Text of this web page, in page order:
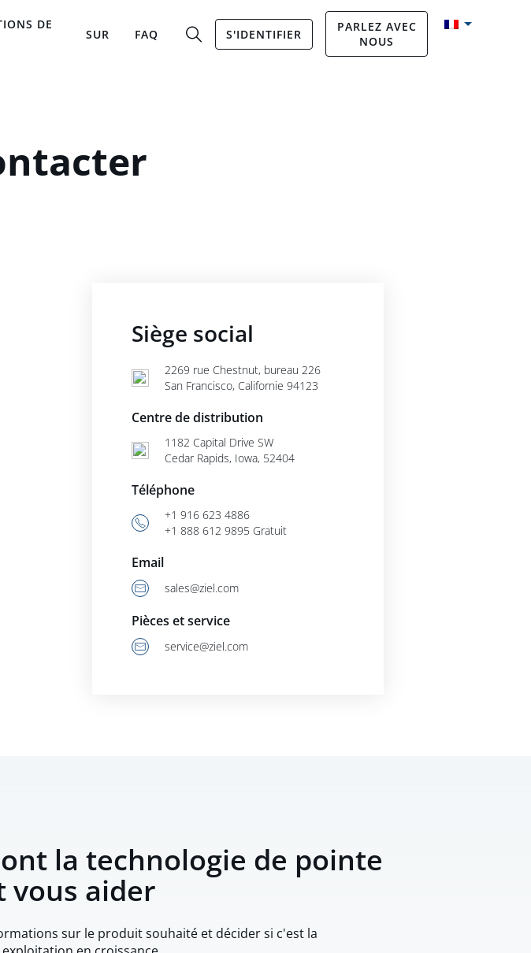
DE
SUR FAQ S'IDENTIFIER
PARLEZ AVEC
NOUS
Siège social
2269 rue Chestnut, bureau 226
San Francisco, Californie 94123
Centre de distribution
1182 Capital Drive SW
Cedar Rapids, Iowa, 52404
Téléphone
+1 916 623 4886
+1 888 612 9895 Gratuit
Email
sales@ziel.com
Pièces et service
service@ziel.com
la technologie de pointe
vous aider
sur le produit souhaité et décider si c'est la